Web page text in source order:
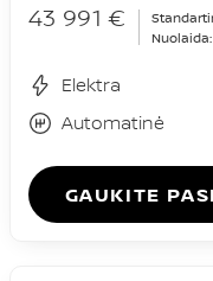
43 991 €
Nuolaida:
Elektra
Automatinė
GAUKITE